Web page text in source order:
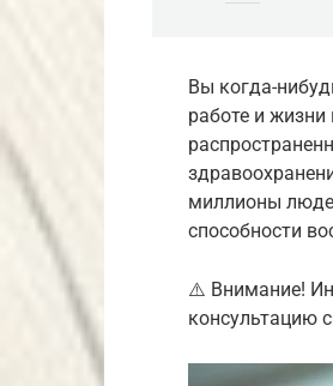
Вы когда-
работе и жизни
миллионы
способности
⚠️ Внимание!
консультацию